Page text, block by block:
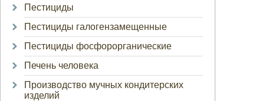
Пестициды
Пестициды галогензамещенные
Пестициды фосфорорганические
Печень человека
Производство мучных кондитерских
изделий